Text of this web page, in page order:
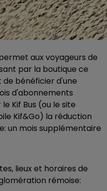
aux voyageurs de
par la boutique ce
bénéficier d'une
d'abonnements
Kif Bus (ou le site
Kif&Go) la réduction
un mois supplémentaire
lieux et horaires de
rémoise: